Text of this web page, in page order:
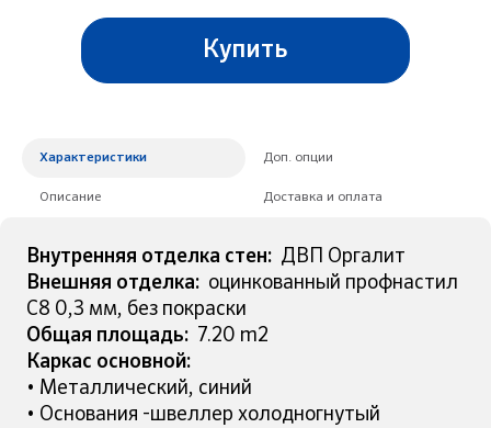
Характеристики Доп. опции
Описание Доставка и оплата
Внутренняя отделка стен: ДВП Оргалит
Внешняя отделка: оцинкованный профнастил
С8 0,3 мм, без покраски
Общая площадь: 7.20 m2
Каркас основной:
• Металлический, синий
• Основания -швеллер холодногнутый